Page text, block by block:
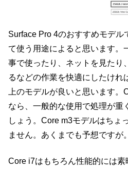
Surface Pro 4のおすすめモデル
て使う用途によると思います。
事で使ったり、ネットを見たり
るなどの作業を快適にしたけれ
上のモデルが良いと思います
なら、一般的な使用で処理が重
しょう。Core m3モデルはちょ
ません。あくまでも予想ですが。
Core i7はもちろん性能的には